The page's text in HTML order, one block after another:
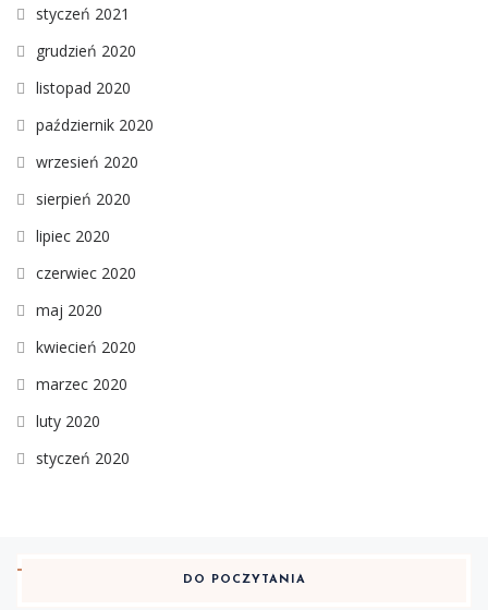
styczeń 2021
grudzień 2020
listopad 2020
październik 2020
wrzesień 2020
sierpień 2020
lipiec 2020
czerwiec 2020
maj 2020
kwiecień 2020
marzec 2020
luty 2020
styczeń 2020
DO POCZYTANIA